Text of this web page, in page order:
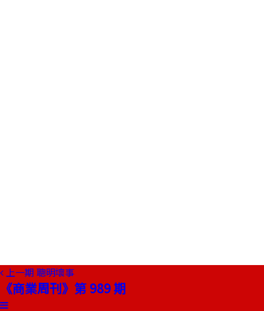
上一期 聰明壞事
《商業周刊》第 989 期